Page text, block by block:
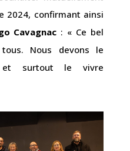
2024, confirmant ainsi
Cavagnac : « Ce bel
Nous devons le
et surtout le vivre